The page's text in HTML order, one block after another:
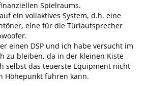
Spielraums.
ein vollaktives System, d.h. eine
eine für die Türlautsprecher
einen DSP und ich habe versucht im
zu bleiben, da in der kleinen Kiste
selbst das teuerste Equipment nicht
Höhepunkt führen kann.